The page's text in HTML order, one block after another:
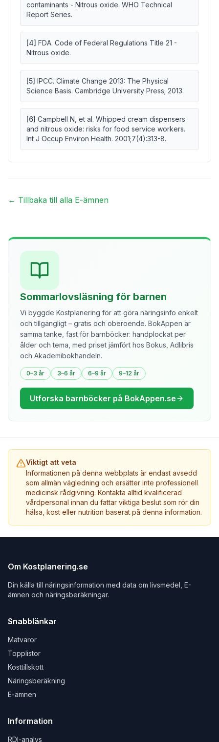
contaminants - Nitrous oxide. WHO Technical
Report Series.
[4] FDA. Code of Federal Regulations Title 21 -
Nitrous oxide.
[5] IPCC. Climate Change 2013: The Physical
Science Basis. Cambridge University Press; 2013.
[6] Campbell N, et al. Whipped cream dispensers
and nitrous oxide: risks for food service workers.
Int J Occup Environ Health. 2001;7(4):313-8.
← Tillbaka till alla E-ämnen
Sommarlovsläsning för barnen
Vi byggde Kostplanering för att göra näringsinfo enkelt
och tillgängligt – gratis och oberoende. BokAppen är
samma tanke, fast för barnböcker: handplockat per
ålder och tema, med priset jämfört hos Bokus, Adlibris
och Akademibokhandeln.
0–3 år 3–6 år 6–9 år 9–12 år
Utforska barnböcker på BokAppen.se
Viktigt att veta
Informationen på denna webbplats är endast avsedd
som allmän vägledning och ersätter inte professionell
medicinsk rådgivning. Kontakta alltid kvalificerad
vårdpersonal innan du fattar viktiga beslut som rör din
hälsa, kost eller nutrition baserat på denna information.
Om Kostplanering.se
Din källa till näringsinformation med data om livsmedel, E-
ämnen och näringsberäkningar.
Snabblänkar
Matvaror
Topplistor
Kosttillskott
Näringsberäkning
E-ämnen
Information
RDI-analys